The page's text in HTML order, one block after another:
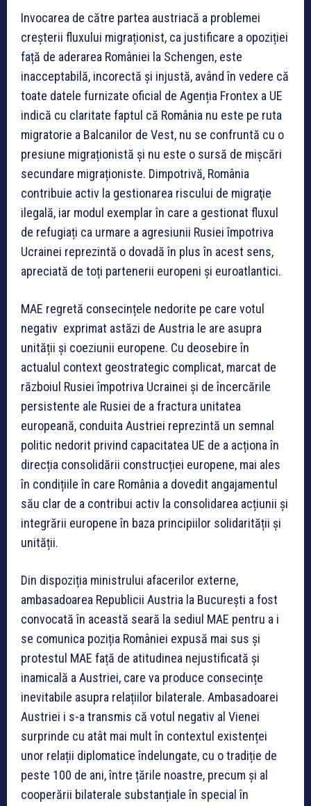
Invocarea de către partea austriacă a problemei
creșterii fluxului migraționist, ca justificare a opoziției
față de aderarea României la Schengen, este
inacceptabilă, incorectă și injustă, având în vedere că
toate datele furnizate oficial de Agenția Frontex a UE
indică cu claritate faptul că România nu este pe ruta
migratorie a Balcanilor de Vest, nu se confruntă cu o
presiune migraționistă și nu este o sursă de mișcări
secundare migraționiste. Dimpotrivă, România
contribuie activ la gestionarea riscului de migraţie
ilegală, iar modul exemplar în care a gestionat fluxul
de refugiați ca urmare a agresiunii Rusiei împotriva
Ucrainei reprezintă o dovadă în plus în acest sens,
apreciată de toți partenerii europeni și euroatlantici.
MAE regretă consecințele nedorite pe care votul
negativ exprimat astăzi de Austria le are asupra
unității și coeziunii europene. Cu deosebire în
actualul context geostrategic complicat, marcat de
războiul Rusiei împotriva Ucrainei și de încercările
persistente ale Rusiei de a fractura unitatea
europeană, conduita Austriei reprezintă un semnal
politic nedorit privind capacitatea UE de a acționa în
direcția consolidării construcției europene, mai ales
în condițiile în care România a dovedit angajamentul
său clar de a contribui activ la consolidarea acțiunii și
integrării europene în baza principiilor solidarității și
unității.
Din dispoziția ministrului afacerilor externe,
ambasadoarea Republicii Austria la București a fost
convocată în această seară la sediul MAE pentru a i
se comunica poziția României expusă mai sus și
protestul MAE față de atitudinea nejustificată și
inamicală a Austriei, care va produce consecințe
inevitabile asupra relațiilor bilaterale. Ambasadoarei
Austriei i s-a transmis că votul negativ al Vienei
surprinde cu atât mai mult în contextul existenței
unor relații diplomatice îndelungate, cu o tradiție de
peste 100 de ani, între țările noastre, precum și al
cooperării bilaterale substanțiale în special în